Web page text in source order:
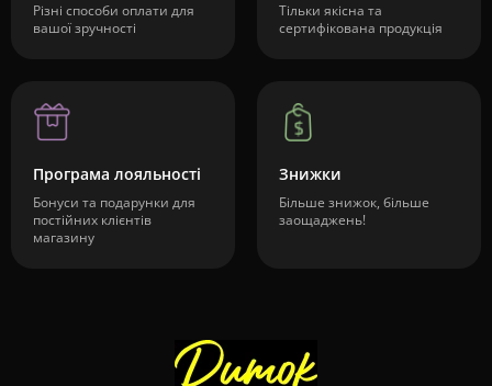
Різні способи оплати для
вашої зручності
Тільки якісна та
сертифікована продукція
Програма лояльності
Бонуси та подарунки для
постійних клієнтів
магазину
Знижки
Більше знижок, більше
заощаджень!